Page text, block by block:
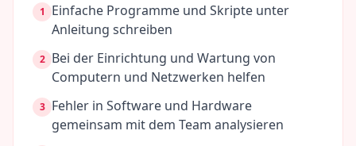
1
Einfache Programme und Skripte unter
Anleitung schreiben
2 Bei der Einrichtung und Wartung von
Computern und Netzwerken helfen
3 Fehler in Software und Hardware
gemeinsam mit dem Team analysieren